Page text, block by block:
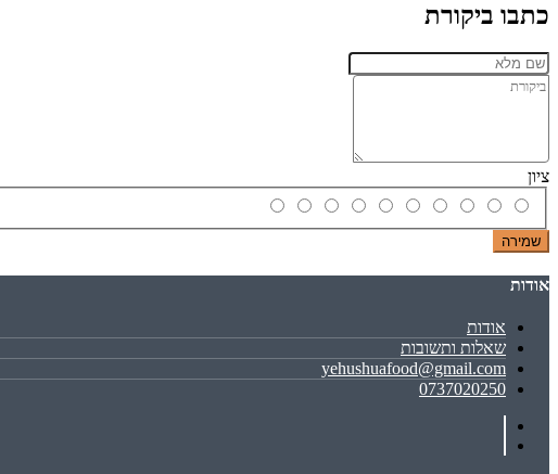
כתבו ביקורת
ציון
שמירה
אודות
אודות
שאלות ותשובות
yehushuafood@gmail.com
0737020250